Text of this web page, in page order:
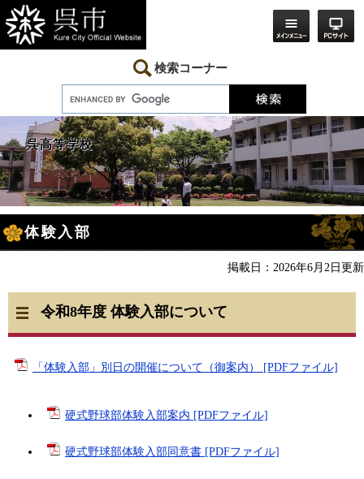
ー
ジ
の
ニ
ュ
ー
本
文
へ
検索コーナー
呉高等学校
文
体験入部
掲載日：2026年6月2日更新
令和8年度 体験入部について
「体験入部」別日の開催について（御案内） [PDFファイル]
硬式野球部体験入部案内 [PDFファイル]
硬式野球部体験入部同意書 [PDFファイル]